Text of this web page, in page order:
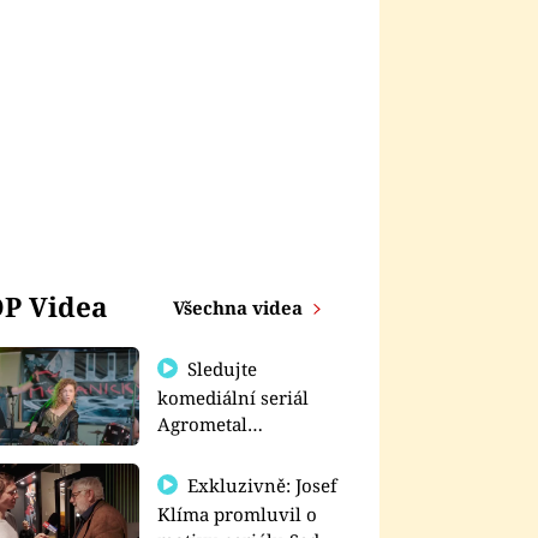
Videa Všechna videa
Sledujte
komediální seriál
Agrometal
prima+
Exkluzivně: Josef
Klíma promluvil o